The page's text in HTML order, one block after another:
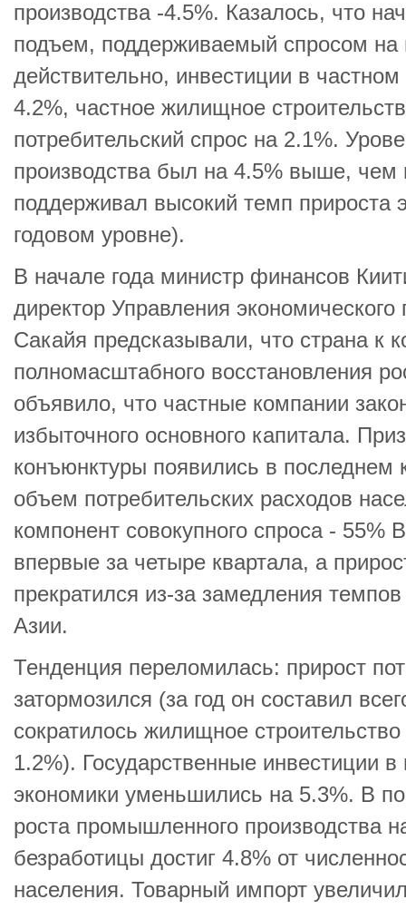
производства -4.5%. Казалось, что
подъем, поддерживаемый спросом на
действительно, инвестиции в
4.2%, частное жилищное
потребительский спрос на 2.1%.
производства был на 4.5% выше, чем
поддерживал высокий темп прироста
годовом уровне).
В начале года министр финансов
директор Управления
Сакайя предсказывали, что страна к
полномасштабного восстановления
объявило, что частные компании
избыточного основного капитала.
конъюнктуры появились в последнем
объем потребительских расходов
компонент совокупного спроса - 55%
впервые за четыре квартала, а
прекратился из-за замедления
Азии.
Тенденция переломилась: прирост
затормозился (за год он составил
сократилось жилищное
1.2%). Государственные инвестиции в
экономики уменьшились на 5.3%. В
роста промышленного производства
безработицы достиг 4.8% от
населения. Товарный импорт